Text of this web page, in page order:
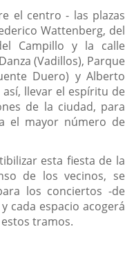
el centro - las plazas
Wattenberg, del
Campillo y la calle
(Vadillos), Parque
Duero) y Alberto
así, llevar el espíritu de
de la ciudad, para
el mayor número de
esta fiesta de la
de los vecinos, se
los conciertos -de
cada espacio acogerá
tramos.